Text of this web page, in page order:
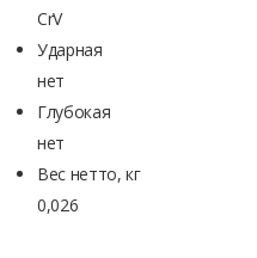
CrV
Ударная
нет
Глубокая
нет
Вес нетто, кг
0,026